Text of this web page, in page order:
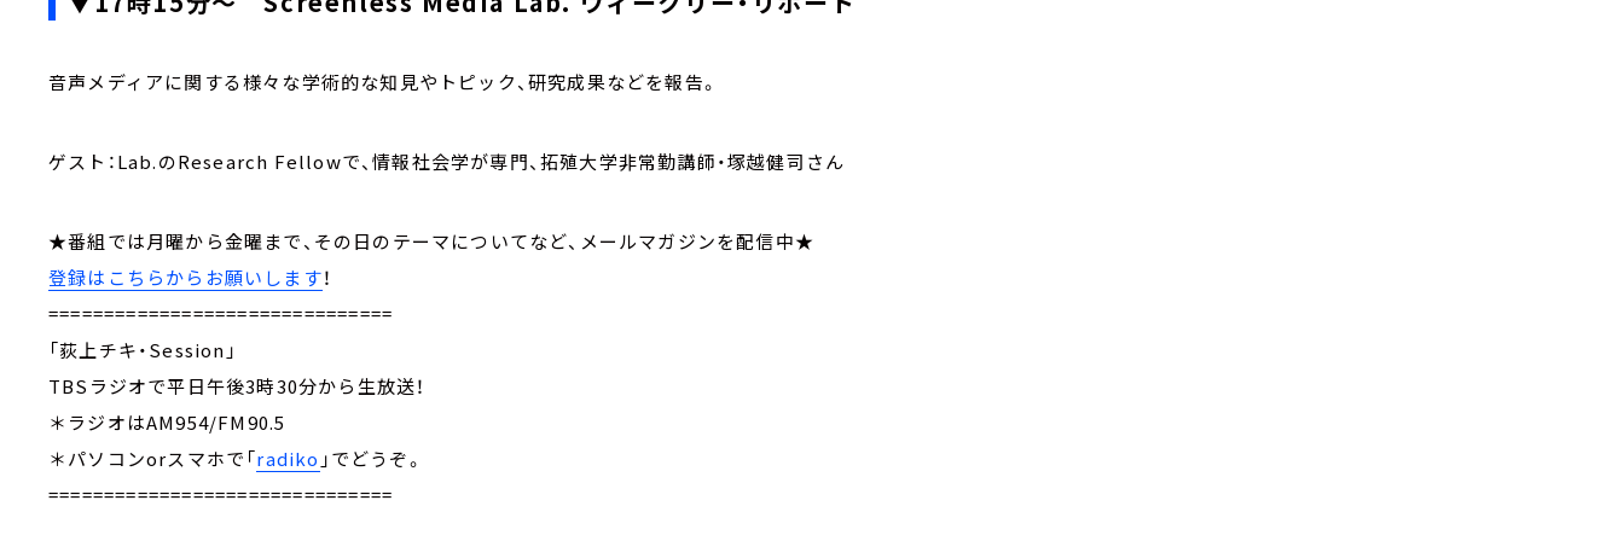
音声メディアに関する様々な学術的な知見やトピック、研究成果などを報告。
ゲスト：Lab.のResearch Fellowで、情報社会学が専門、拓殖大学非常勤講師・塚越健司さん
★番組では月曜から金曜まで、その日のテーマについてなど、メールマガジンを配信中★
登録はこちらからお願いします！
===============================
「荻上チキ・Session」
TBSラジオで平日午後3時30分から生放送！
＊ラジオはAM954/FM90.5
＊パソコンorスマホで「radiko 」でどうぞ。
===============================